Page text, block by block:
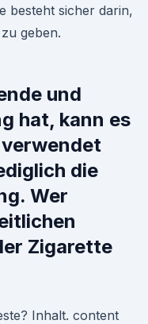
besteht sicher darin,
geben.
und
hat, kann es
die
Wer
Zigarette
Inhalt. content